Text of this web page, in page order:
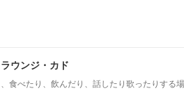
ウンジ・カド
食べたり、飲んだり、話したり歌ったりする